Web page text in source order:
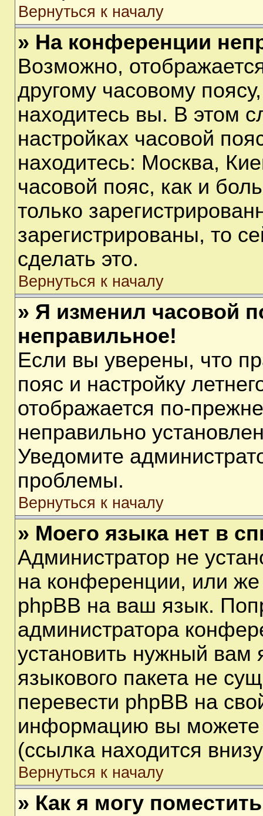
Вернуться к началу
» На конференции
Возможно,
другому часовому
находитесь вы. В этом
настройках часовой
находитесь: Москва,
часовой пояс, как и
только
зарегистрированы, то
сделать это.
Вернуться к началу
» Я изменил часовой
неправильное!
Если вы уверены, что
пояс и настройку
отображается по-
неправильно
Уведомите
проблемы.
Вернуться к началу
» Моего языка нет в
Администратор не
на конференции, или же
phpBB на ваш язык.
администратора
установить нужный вам
языкового пакета не
перевести phpBB на
информацию вы можете
(ссылка находится
Вернуться к началу
» Как я могу